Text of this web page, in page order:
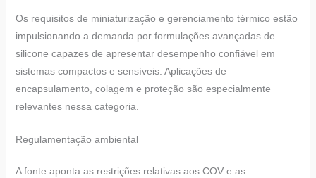
Os requisitos de miniaturização e gerenciamento térmico estão
impulsionando a demanda por formulações avançadas de
silicone capazes de apresentar desempenho confiável em
sistemas compactos e sensíveis. Aplicações de
encapsulamento, colagem e proteção são especialmente
relevantes nessa categoria.
Regulamentação ambiental
A fonte aponta as restrições relativas aos COV e as